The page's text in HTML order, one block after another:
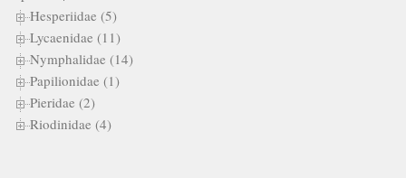
Hesperiidae (5)
Lycaenidae (11)
Nymphalidae (14)
Papilionidae (1)
Pieridae (2)
Riodinidae (4)